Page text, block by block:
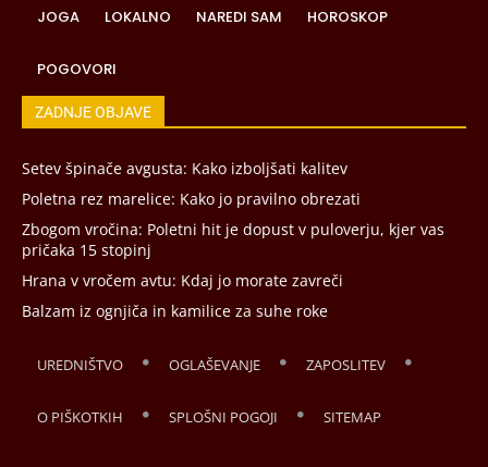
JOGA LOKALNO NAREDI SAM HOROSKOP
POGOVORI
ZADNJE OBJAVE
Setev špinače avgusta: Kako izboljšati kalitev
Poletna rez marelice: Kako jo pravilno obrezati
Zbogom vročina: Poletni hit je dopust v puloverju, kjer vas
pričaka 15 stopinj
Hrana v vročem avtu: Kdaj jo morate zavreči
Balzam iz ognjiča in kamilice za suhe roke
UREDNIŠTVO OGLAŠEVANJE ZAPOSLITEV
O PIŠKOTKIH SPLOŠNI POGOJI SITEMAP